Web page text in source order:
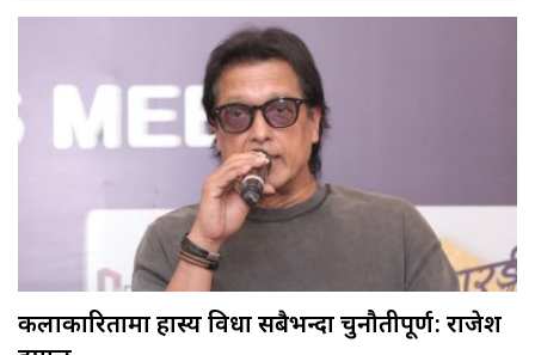
कलाकारितामा हास्य विधा सबैभन्दा चुनौतीपूर्ण: राजेश